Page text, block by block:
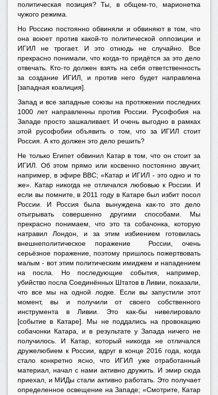
политическая позиция? Ты, в общем-то, марионетка
чужого режима.
Но Россию постоянно обвиняли и обвиняют в том, что
она воюет против какой-то политической оппозиции и
ИГИЛ не трогает. И это отнюдь не случайно. Все
прекрасно понимали, что когда-то придётся за это дело
отвечать. Кто-то должен взять на себя ответственность
за создание ИГИЛ, и против него будет направлена
[западная коалиция].
Запад и все западные союзы на протяжении последних
1000 лет направленны против России. Русофобия на
Западе просто зашкаливает. И очень выгодно в рамках
этой русофобии объявить о том, что за ИГИЛ стоит
Россия. А кто должен это дело решить?
Не только Египет обвинил Катар в том, что он стоит за
ИГИЛ. Об этом прямо или косвенно постоянно звучит,
например, в эфире BBC; «Катар и ИГИЛ - это одно и то
же». Катар никогда не отличался любовью к России. И
если вы помните, в 2011 году в Катаре был избит посол
России. И Россия была вынуждена как-то это дело
отыгрывать совершенно другими способами. Мы
прекрасно понимаем, что это та собачонка, которую
натравил Лондон, и за этим избиением готовилась
внешнеполитическое поражение России, очень
серьёзное поражение, поэтому пришлось пожертвовать
малым - вот этим политическим имиджем и нападением
на посла. Но последующие события, например,
убийство посла Соединённых Штатов в Ливии, показали,
что все мы на одной лодке. Если вы запустили этот
момент, вы и получили от своего собственного
инструмента в Ливии. Это как-бы нивелировало
[событие в Катаре]. Мы не поддались на провокацию
собачонки Катара, и в результате у Запада ничего не
получилось. И Катар, который никогда не отличался
дружелюбием к России, вдруг в конце 2016 года, когда
стало конкретно ясно, что ИГИЛ уже отработанный
материал, начал с нами активно дружить. И эмир сюда
приехал, и МИДы стали активно работать. Это получает
определенное освещение на Западе; «Смотрите, Катар